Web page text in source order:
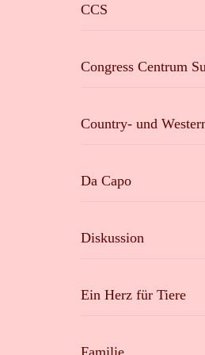
CCS
Congress Centrum
Country- und
Da Capo
Diskussion
Ein Herz für Tiere
Familie